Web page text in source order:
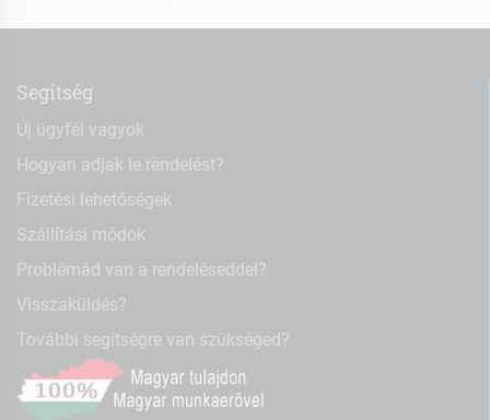
Segítség
Új ügyfél vagyok
Hogyan adjak le rendelést?
Fizetési lehetőségek
Szállítási módok
Problémád van a rendeléseddel?
Visszaküldés?
További segítségre van szükséged?